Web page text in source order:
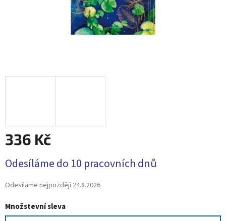
336 Kč
cena:
Odesíláme do 10 pracovních dnů
Odesíláme nejpozději 24.8.2026
Množstevní sleva